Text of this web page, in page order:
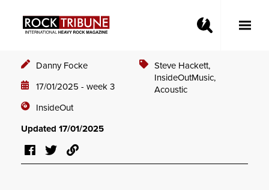
Toggle
Danny Focke
17/01/2025 - week 3
InsideOut
Steve Hackett,
InsideOutMusic,
Acoustic
Updated 17/01/2025